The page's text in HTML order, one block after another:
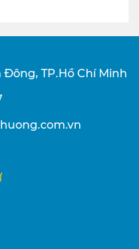
TP.Hồ Chí Minh